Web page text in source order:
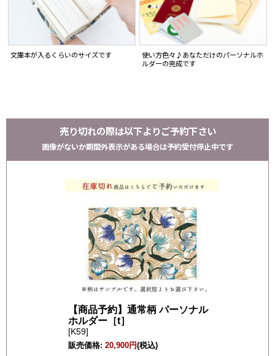
文庫本が入るくらいのサイズです
使い方色々♪あなただけのパーソナルホ
ルダーの完成です
売り切れの際は以下よりご予約下さい
画像がないか期間外表示がある場合は予約受付停止中です